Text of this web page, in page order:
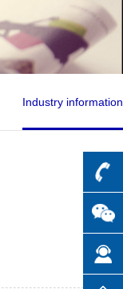
Industry information